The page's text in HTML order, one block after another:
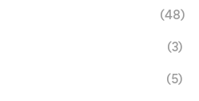
(48)
(3)
(5)